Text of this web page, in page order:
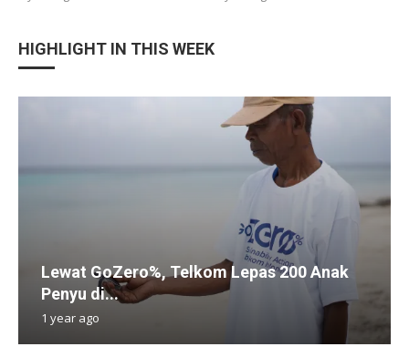
HIGHLIGHT IN THIS WEEK
Lewat GoZero%, Telkom Lepas 200 Anak
Penyu di...
1 year ago